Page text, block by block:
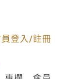
登入/註冊